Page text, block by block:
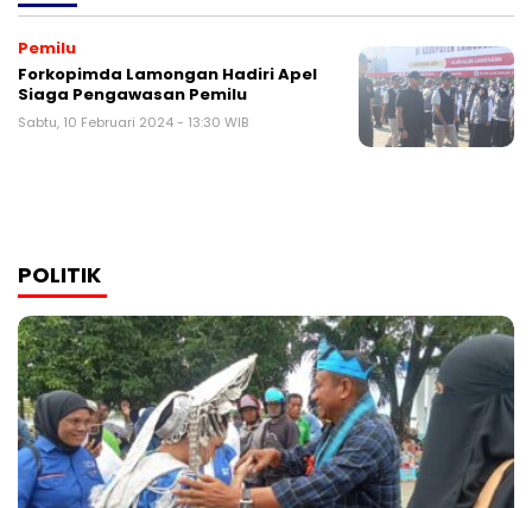
Pemilu
Forkopimda Lamongan Hadiri Apel
Siaga Pengawasan Pemilu
Sabtu, 10 Februari 2024 - 13:30 WIB
POLITIK